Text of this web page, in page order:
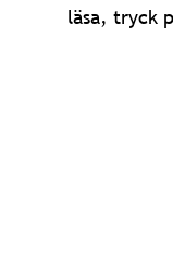
läsa, tryck